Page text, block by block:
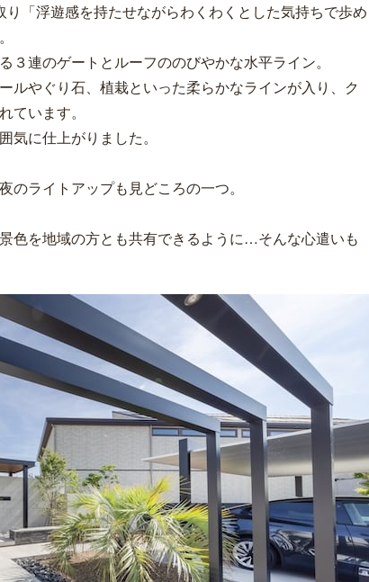
「浮遊感を持たせながらわくわくとした気持ちで歩め
連のゲートとルーフののびやかな水平ライン。
ルやぐり石、植栽といった柔らかなラインが入り、ク
ています。
に仕上がりました。
ライトアップも見どころの一つ。
色を地域の方とも共有できるように…そんな心遣いも